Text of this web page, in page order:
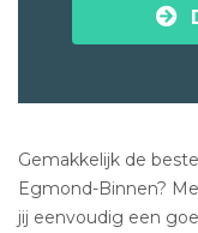
Gemakkelijk de
Egmond-Binnen?
jij eenvoudig een